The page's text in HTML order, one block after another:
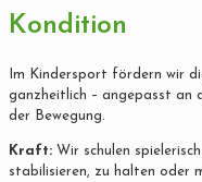
Kondition
Im Kindersport fördern wir
ganzheitlich – angepasst an
der Bewegung.
Kraft: Wir schulen
stabilisieren, zu halten oder